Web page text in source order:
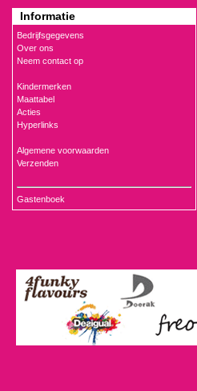
Informatie
Bedrijfsgegevens
Over ons
Neem contact op
Kindermerken
Maattabel
Acties
Hyperlinks
Algemene voorwaarden
Verzenden
Gastenboek